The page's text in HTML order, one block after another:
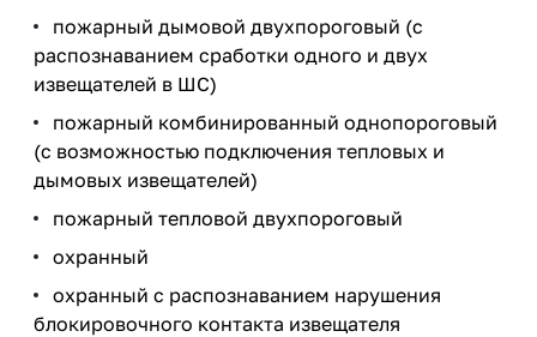
пожарный дымовой двухпороговый (с
распознаванием сработки одного и двух
извещателей в ШС)
пожарный комбинированный однопороговый
(с возможностью подключения тепловых и
дымовых извещателей)
пожарный тепловой двухпороговый
охранный
охранный с распознаванием нарушения
блокировочного контакта извещателя